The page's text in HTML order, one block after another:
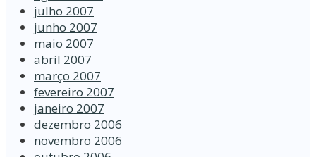
julho 2007
junho 2007
maio 2007
abril 2007
março 2007
fevereiro 2007
janeiro 2007
dezembro 2006
novembro 2006